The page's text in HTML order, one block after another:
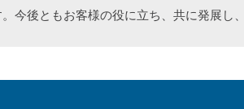
後ともお客様の役に立ち、共に発展し